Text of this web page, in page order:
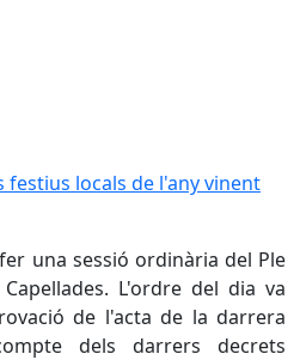
festius locals de l'any vinent
festius locals de l'any vinent
una sessió ordinària del Ple
L'ordre del dia va
de l'acta de la darrera
dels darrers decrets